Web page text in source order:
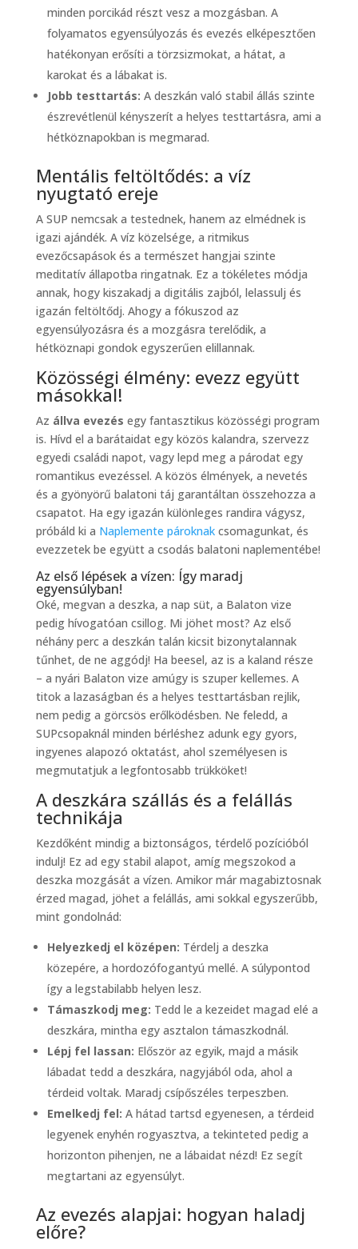
minden porcikád részt vesz a mozgásban. A
folyamatos egyensúlyozás és evezés elképesztően
hatékonyan erősíti a törzsizmokat, a hátat, a
karokat és a lábakat is.
Jobb testtartás: A deszkán való stabil állás szinte
észrevétlenül kényszerít a helyes testtartásra, ami a
hétköznapokban is megmarad.
Mentális feltöltődés: a víz
nyugtató ereje
A SUP nemcsak a testednek, hanem az elmédnek is
igazi ajándék. A víz közelsége, a ritmikus
evezőcsapások és a természet hangjai szinte
meditatív állapotba ringatnak. Ez a tökéletes módja
annak, hogy kiszakadj a digitális zajból, lelassulj és
igazán feltöltődj. Ahogy a fókuszod az
egyensúlyozásra és a mozgásra terelődik, a
hétköznapi gondok egyszerűen elillannak.
Közösségi élmény: evezz együtt
másokkal!
Az állva evezés egy fantasztikus közösségi program
is. Hívd el a barátaidat egy közös kalandra, szervezz
egyedi családi napot, vagy lepd meg a párodat egy
romantikus evezéssel. A közös élmények, a nevetés
és a gyönyörű balatoni táj garantáltan összehozza a
csapatot. Ha egy igazán különleges randira vágysz,
próbáld ki a Naplemente pároknakcsomagunkat, és
evezzetek be együtt a csodás balatoni naplementébe!
Az első lépések a vízen: Így maradj
egyensúlyban!
Oké, megvan a deszka, a nap süt, a Balaton vize
pedig hívogatóan csillog. Mi jöhet most? Az első
néhány perc a deszkán talán kicsit bizonytalannak
tűnhet, de ne aggódj! Ha beesel, az is a kaland része
– a nyári Balaton vize amúgy is szuper kellemes. A
titok a lazaságban és a helyes testtartásban rejlik,
nem pedig a görcsös erőlködésben. Ne feledd, a
SUPcsopaknál minden bérléshez adunk egy gyors,
ingyenes alapozó oktatást, ahol személyesen is
megmutatjuk a legfontosabb trükköket!
A deszkára szállás és a felállás
technikája
Kezdőként mindig a biztonságos, térdelő pozícióból
indulj! Ez ad egy stabil alapot, amíg megszokod a
deszka mozgását a vízen. Amikor már magabiztosnak
érzed magad, jöhet a felállás, ami sokkal egyszerűbb,
mint gondolnád:
Helyezkedj el középen: Térdelj a deszka
közepére, a hordozófogantyú mellé. A súlypontod
így a legstabilabb helyen lesz.
Támaszkodj meg: Tedd le a kezeidet magad elé a
deszkára, mintha egy asztalon támaszkodnál.
Lépj fel lassan: Először az egyik, majd a másik
lábadat tedd a deszkára, nagyjából oda, ahol a
térdeid voltak. Maradj csípőszéles terpeszben.
Emelkedj fel: A hátad tartsd egyenesen, a térdeid
legyenek enyhén rogyasztva, a tekinteted pedig a
horizonton pihenjen, ne a lábaidat nézd! Ez segít
megtartani az egyensúlyt.
Az evezés alapjai: hogyan haladj
előre?